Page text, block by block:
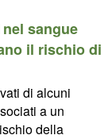
sangue
il rischio di
di alcuni
a un
della